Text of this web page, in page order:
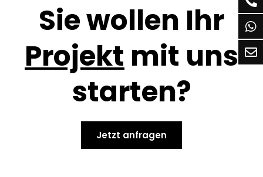
Sie wollen Ihr
Projekt mit uns
starten?
Jetzt anfragen